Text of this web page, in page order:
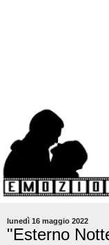
lunedì 16 maggio 2022
"Esterno